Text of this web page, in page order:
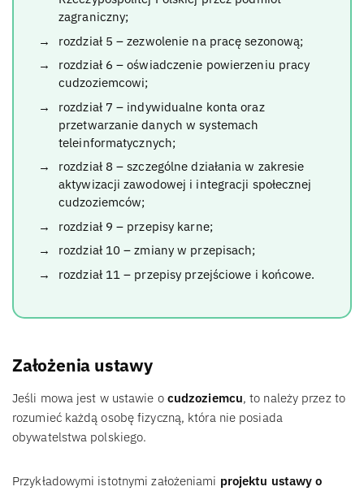
zagraniczny;
rozdział 5 – zezwolenie na pracę sezonową;
rozdział 6 – oświadczenie powierzeniu pracy
cudzoziemcowi;
rozdział 7 – indywidualne konta oraz
przetwarzanie danych w systemach
teleinformatycznych;
rozdział 8 – szczególne działania w zakresie
aktywizacji zawodowej i integracji społecznej
cudzoziemców;
rozdział 9 – przepisy karne;
rozdział 10 – zmiany w przepisach;
rozdział 11 – przepisy przejściowe i końcowe.
Założenia ustawy
Jeśli mowa jest w ustawie o cudzoziemcu, to należy przez to
rozumieć każdą osobę fizyczną, która nie posiada
obywatelstwa polskiego.
Przykładowymi istotnymi założeniami projektu ustawy o